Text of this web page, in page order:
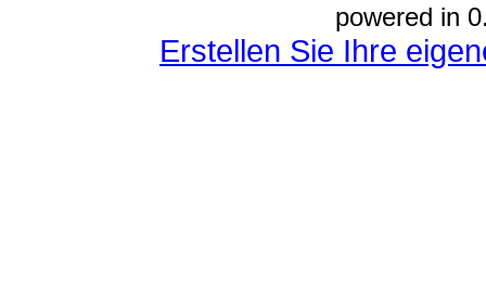
powered in
Erstellen Sie Ihre